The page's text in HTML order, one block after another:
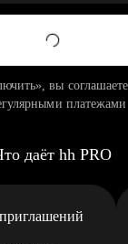
вы
платежами
даёт hh PRO